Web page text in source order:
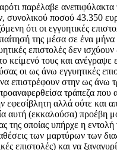
παρέλαβε
ποσού 43.350
ότι οι εγγυητικές
της μέσα σε ένα
επιστολές δεν
κείμενό τους και
οι ως άνω εγγυητικές
επιστρέφουν στην ως
τράπεζα που
αλλά ούτε και
αυτή (εκκαλούσα) προέβη
της οποίας υπήρχε η
των μαρτύρων των
επιστολές) και να